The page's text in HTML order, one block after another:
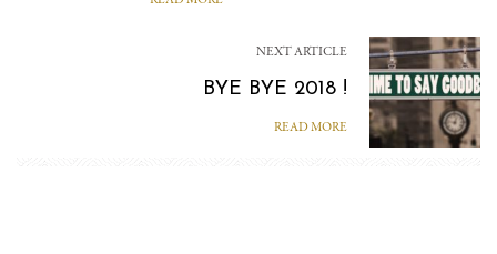
NEXT ARTICLE
BYE BYE 2018 !
READ MORE